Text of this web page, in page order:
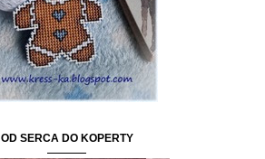
OD SERCA DO KOPERTY